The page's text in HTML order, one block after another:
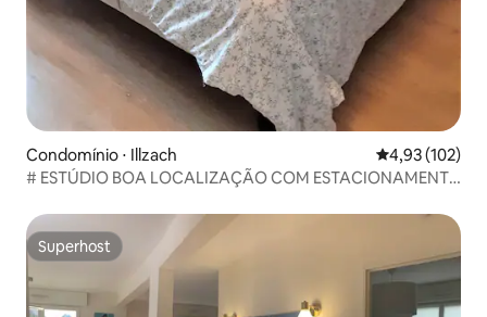
Condomínio ⋅ Illzach 4,93 de uma
4,93 (102)
# ESTÚDIO BOA LOCALIZAÇÃO COM ESTACIONAMENTO
Superhost
Superhost